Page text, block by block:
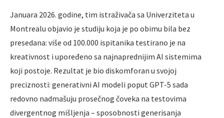
Januara 2026. godine, tim istraživača sa Univerziteta u
Montrealu objavio je studiju koja je po obimu bila bez
presedana: više od 100.000 ispitanika testirano je na
kreativnost i upoređeno sa najnaprednijim AI sistemima
koji postoje. Rezultat je bio diskomforan u svojoj
preciznosti: generativni AI modeli poput GPT-5 sada
redovno nadmašuju prosečnog čoveka na testovima
divergentnog mišljenja – sposobnosti generisanja